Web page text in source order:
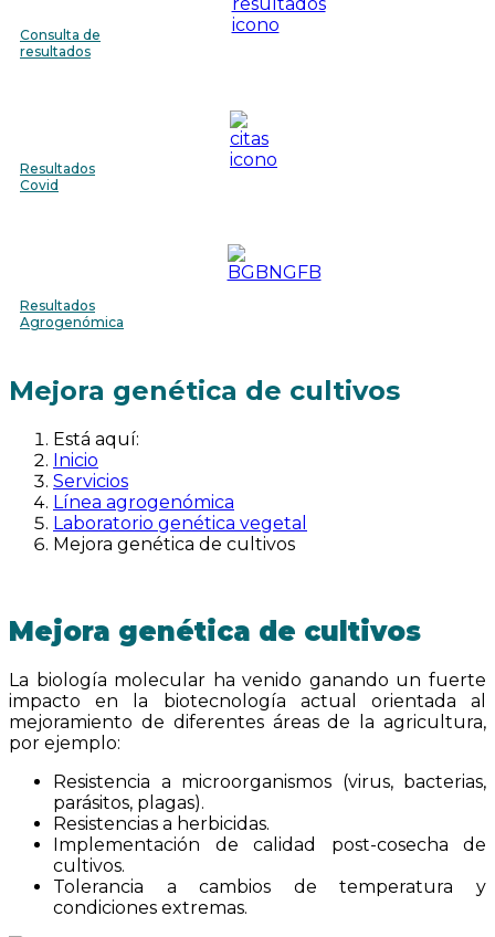
Consulta de
resultados
Resultados
Covid
Resultados
Agrogenómica
Mejora genética de cultivos
Está aquí:
Inicio
Servicios
Línea agrogenómica
Laboratorio genética vegetal
Mejora genética de cultivos
Mejora genética de cultivos
La biología molecular ha venido ganando un fuerte
impacto en la biotecnología actual orientada al
mejoramiento de diferentes áreas de la agricultura,
por ejemplo:
Resistencia a microorganismos (virus, bacterias,
parásitos, plagas).
Resistencias a herbicidas.
Implementación de calidad post-cosecha de
cultivos.
Tolerancia a cambios de temperatura y
condiciones extremas.